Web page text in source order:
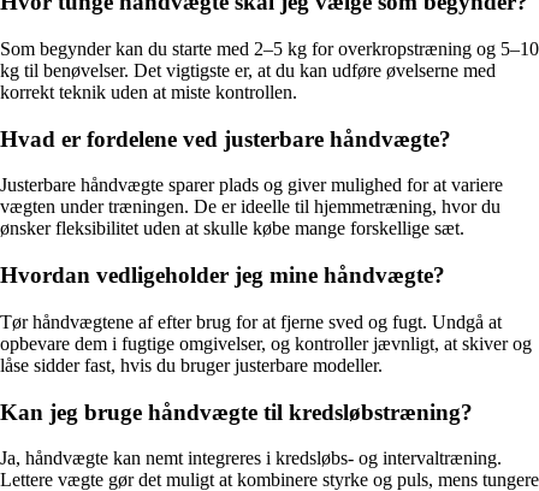
Som begynder kan du starte med 2–5 kg for overkropstræning og 5–10
kg til benøvelser. Det vigtigste er, at du kan udføre øvelserne med
korrekt teknik uden at miste kontrollen.
Hvad er fordelene ved justerbare håndvægte?
Justerbare håndvægte sparer plads og giver mulighed for at variere
vægten under træningen. De er ideelle til hjemmetræning, hvor du
ønsker fleksibilitet uden at skulle købe mange forskellige sæt.
Hvordan vedligeholder jeg mine håndvægte?
Tør håndvægtene af efter brug for at fjerne sved og fugt. Undgå at
opbevare dem i fugtige omgivelser, og kontroller jævnligt, at skiver og
låse sidder fast, hvis du bruger justerbare modeller.
Kan jeg bruge håndvægte til kredsløbstræning?
Ja, håndvægte kan nemt integreres i kredsløbs- og intervaltræning.
Lettere vægte gør det muligt at kombinere styrke og puls, mens tungere